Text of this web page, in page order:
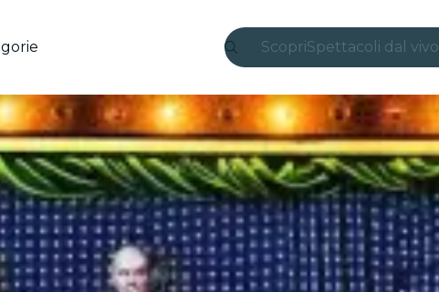
ScopriSpettacoli dal vivo
Candlelight
Londra
Esperienze e città
San Paolo
Mostre